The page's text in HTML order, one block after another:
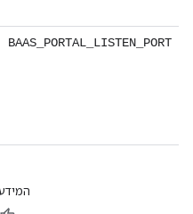
BAAS_PORTAL_LISTEN_PORT